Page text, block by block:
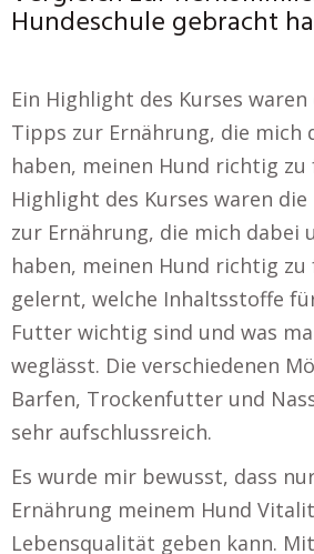
Hundeschule gebracht
Ein Highlight des Kurses
Tipps zur Ernährung, die
haben, meinen Hund richtig
Highlight des Kurses waren
zur Ernährung, die mich dabei
haben, meinen Hund richtig
gelernt, welche Inhaltsstoffe
Futter wichtig sind und was
weglässt. Die verschiedenen
Barfen, Trockenfutter und
sehr aufschlussreich.
Es wurde mir bewusst, dass
Ernährung meinem Hund
Lebensqualität geben kann.